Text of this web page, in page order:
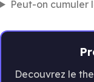
Peut-on cumuler
Decouvrez le